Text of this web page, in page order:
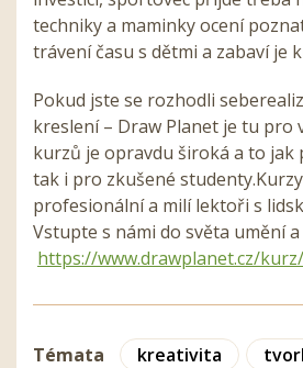
techniky a maminky ocení
trávení času s dětmi a zabaví je
Pokud jste se rozhodli
kreslení – Draw Planet je tu pro
kurzů je opravdu široká a to jak
tak i pro zkušené
profesionální a milí lektoři s
Vstupte s námi do světa umění
https://www.drawplanet.cz/kurz/
Témata kreativita